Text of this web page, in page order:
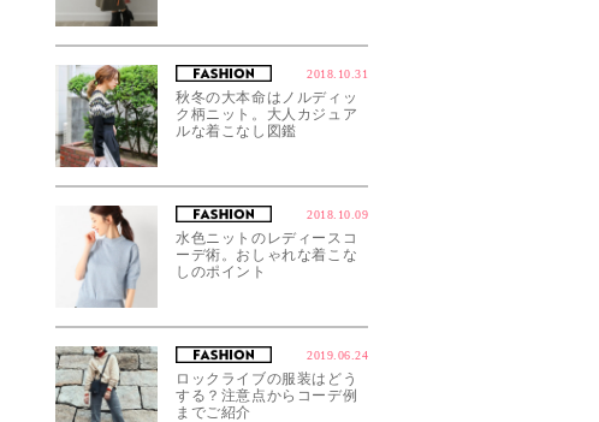
2018.10.31
秋冬の大本命はノルディッ
ク柄ニット。大人カジュア
ルな着こなし図鑑
2018.10.09
水色ニットのレディースコ
ーデ術。おしゃれな着こな
しのポイント
2019.06.24
ロックライブの服装はどう
する？注意点からコーデ例
までご紹介